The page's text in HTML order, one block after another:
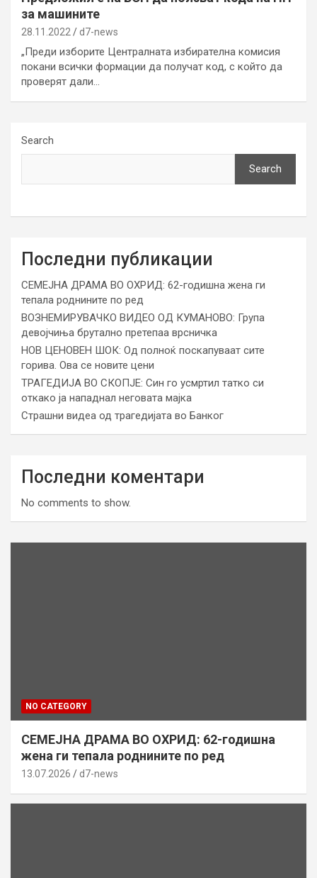
за машините
28.11.2022 d7-news
„Преди изборите Централната избирателна комисия
покани всички формации да получат код, с който да
проверят дали…
Search
Search
Последни публикации
СЕМЕЈНА ДРАМА ВО ОХРИД: 62-годишна жена ги
тепала роднините по ред
ВОЗНЕМИРУВАЧКО ВИДЕО ОД КУМАНОВО: Група
девојчиња брутално претепаа врсничка
НОВ ЦЕНОВЕН ШОК: Од полноќ поскапуваат сите
горива. Ова се новите цени
ТРАГЕДИЈА ВО СКОПЈЕ: Син го усмртил татко си
откако ја нападнал неговата мајка
Страшни видеа од трагедијата во Банког
Последни коментари
No comments to show.
NO CATEGORY
СЕМЕЈНА ДРАМА ВО ОХРИД: 62-годишна
жена ги тепала роднините по ред
13.07.2026 d7-news